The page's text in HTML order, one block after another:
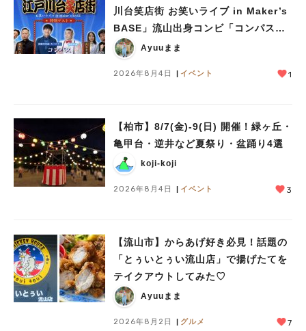
川台笑店街 お笑いライブ in Maker’s
BASE」流山出身コンビ「コンパス」
も登場！8/23（日）
Ayuuまま
2026年8月4日 イベント 1
【柏市】8/7(金)‐9(日) 開催！緑ヶ丘・
亀甲台・逆井など夏祭り・盆踊り4選
koji-koji
2026年8月4日 イベント 3
【流山市】からあげ好き必見！話題の
「とぅいとぅい流山店」で揚げたてを
テイクアウトしてみた♡
Ayuuまま
2026年8月2日 グルメ 7